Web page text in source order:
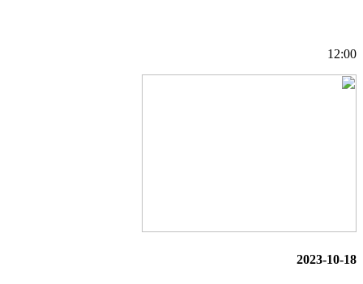
12:00
2023-10-18